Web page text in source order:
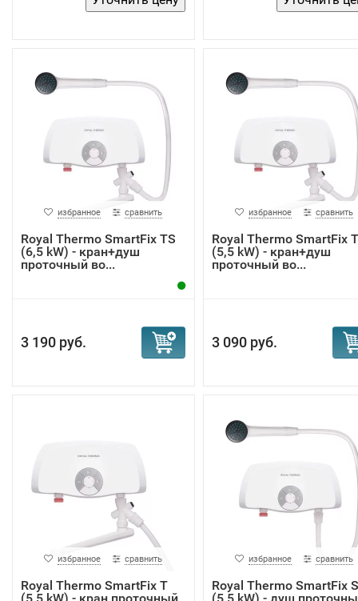
избранное сравнить
Royal Thermo SmartFix TS
(6,5 kW) - кран+душ
проточный во...
3 190 руб.
избранное сравнить
Royal Thermo SmartFix
(5,5 kW) - кран+душ
проточный во...
3 090 руб.
избранное сравнить
Royal Thermo SmartFix T
избранное сравнить
Royal Thermo SmartFix S